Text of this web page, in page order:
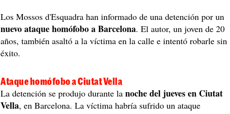
Los Mossos d'Esquadra han informado de una detención por un
nuevo ataque homófobo a Barcelona. El autor, un joven de 20
años, también asaltó a la víctima en la calle e intentó robarle sin
éxito.
Ataque homófobo a Ciutat Vella
La detención se produjo durante lanoche del jueves en Ciutat
Vella, en Barcelona. La víctima habría sufrido un ataque